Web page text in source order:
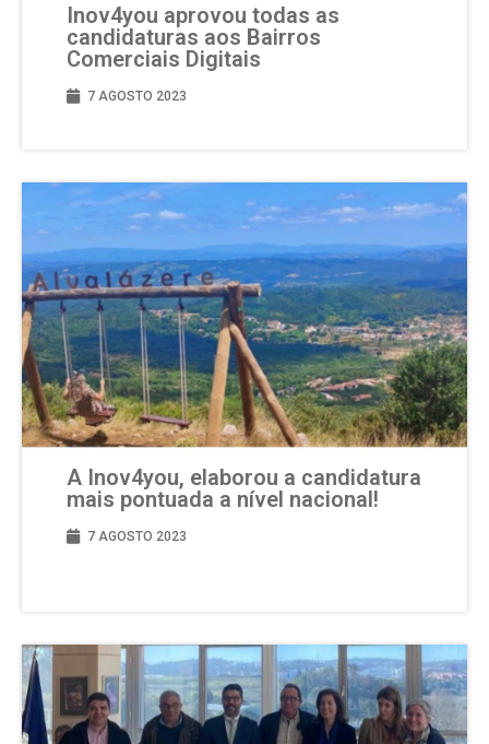
Inov4you aprovou todas as
candidaturas aos Bairros
Comerciais Digitais
7 AGOSTO 2023
A Inov4you, elaborou a candidatura
mais pontuada a nível nacional!
7 AGOSTO 2023